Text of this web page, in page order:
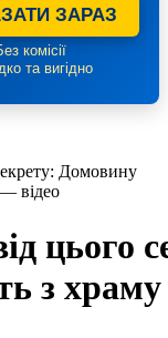
ЗАРАЗ
комісії
та вигідно
Домовину
відео
цього
з